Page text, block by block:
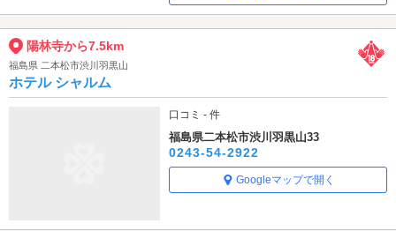
陽林寺から7.5km
福島県 二本松市渋川羽黒山
ホテル シャルム
口コミ - 件
福島県二本松市渋川羽黒山33
0243-54-2922
Googleマップで開く